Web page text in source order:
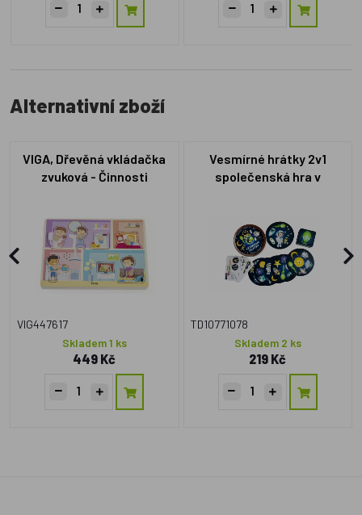
Alternativní zboží
VIGA, Dřevěná vkládačka
zvuková - Činnosti
VIG447617
Skladem 1 ks
449 Kč
Vesmírné hrátky 2v1
společenská hra v
TD10771078
Skladem 2 ks
219 Kč